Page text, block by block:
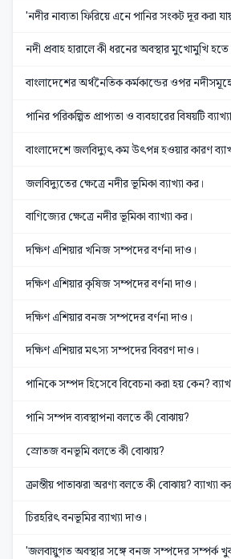
'নদীর নাব্যতা ফিরিয়ে এনে পানির সংকট দূর করা
নদী প্রবাহ হারালে কী ধরনের অবস্থার মুখোমুখি হতে
বাংলাদেশের অর্থনৈতিক কর্মকান্ডের ওপর
পানির পরিকল্পিত প্রাপ্যতা ও ব্যবহারের বিষয়টি
বাংলাদেশে জলবিদ্যুৎ কম উৎপন্ন হওয়ার কারণ
জলবিদ্যুতের ক্ষেত্রে নদীর ভূমিকা ব্যাখ্যা কর।
বাণিজ্যের ক্ষেত্রে নদীর ভূমিকা ব্যাখ্যা কর।
দক্ষিণ এশিয়ার খনিজ সম্পদের বর্ণনা দাও।
দক্ষিণ এশিয়ার কৃষিজ সম্পদের বর্ণনা দাও।
দক্ষিণ এশিয়ার বনজ সম্পদের বর্ণনা দাও।
দক্ষিণ এশিয়ার মৎস্য সম্পদের বিবরণ দাও।
পানিকে সম্পদ হিসেবে বিবেচনা করা হয় কেন?
পানি সম্পদ ব্যবস্থাপনা বলতে কী বোঝায়?
স্রোতজ বনভূমি বলতে কী বোঝায়?
ক্রান্তীয় পাতাঝরা অরণ্য বলতে কী বোঝায়? ব্যাখ্যা
চিরহরিৎ বনভূমির ব্যাখ্যা দাও।
'জলবায়ুগত অবস্থার সঙ্গে বনজ সম্পদের সম্পর্ক